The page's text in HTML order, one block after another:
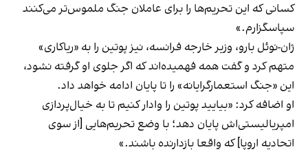
کسانی که این تحریم‌ها را برای عاملان جنگ ملموس‌تر می‌کنند
سپاسگزارم.»
ژان-نوئل بارو، وزیر خارجه فرانسه، نیز پوتین را به «ریاکاری»
متهم کرد و گفت همه فهمیده‌اند که اگر جلوی او گرفته نشود،
این «جنگ استعمارگرایانه» را تا پایان ادامه خواهد داد.
او اضافه کرد: «بیایید پوتین را وادار کنیم تا به خیال‌پردازی
امپریالیستی‌اش پایان دهد؛ با وضع تحریم‌هایی [از سوی
اتحادیه اروپا] که واقعا بازدارنده باشند.»